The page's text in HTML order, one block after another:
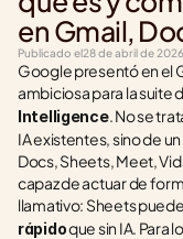
en Gmail,
Publicado el28 de abril de 2026
Google presentó en el
ambiciosa para la suite
Intelligence. No se
IA existentes, sino de
Docs, Sheets, Meet,
capaz de actuar de
llamativo: Sheets
rápido que sin IA. Para